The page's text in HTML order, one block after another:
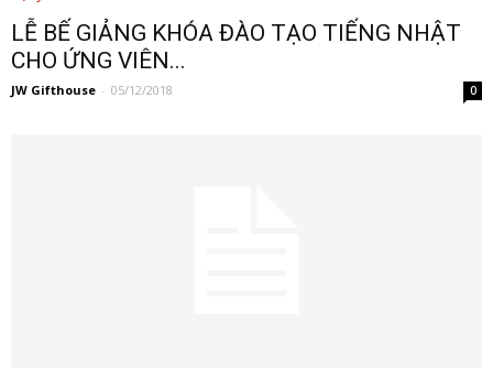
LỄ BẾ GIẢNG KHÓA ĐÀO TẠO TIẾNG NHẬT
CHO ỨNG VIÊN...
JW Gifthouse - 05/12/2018 0